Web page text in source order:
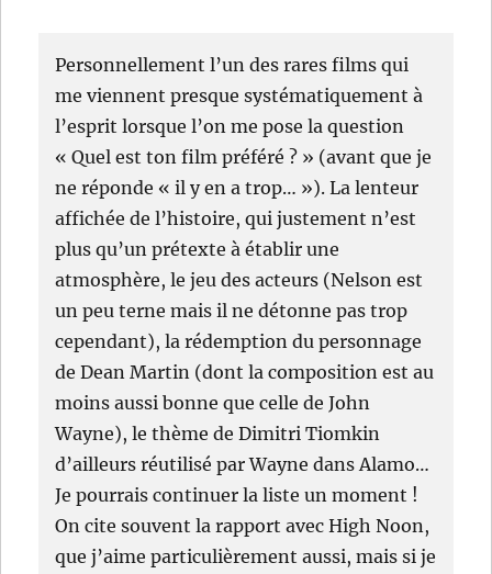
Personnellement l’un des rares films qui
me viennent presque systématiquement à
l’esprit lorsque l’on me pose la question
« Quel est ton film préféré ? » (avant que je
ne réponde « il y en a trop… »). La lenteur
affichée de l’histoire, qui justement n’est
plus qu’un prétexte à établir une
atmosphère, le jeu des acteurs (Nelson est
un peu terne mais il ne détonne pas trop
cependant), la rédemption du personnage
de Dean Martin (dont la composition est au
moins aussi bonne que celle de John
Wayne), le thème de Dimitri Tiomkin
d’ailleurs réutilisé par Wayne dans Alamo…
Je pourrais continuer la liste un moment !
On cite souvent la rapport avec High Noon,
que j’aime particulièrement aussi, mais si je